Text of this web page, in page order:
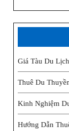
Giá Tàu Du
Thuê Du
Kinh Nghiệm
Hướng Dẫn